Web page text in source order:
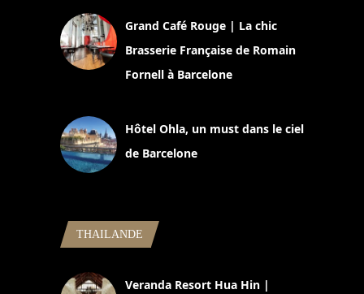
Grand Café Rouge | La chic
Brasserie Française de Romain
Fornell à Barcelone
Hôtel Ohla, un must dans le ciel
de Barcelone
THAILANDE
Veranda Resort Hua Hin |